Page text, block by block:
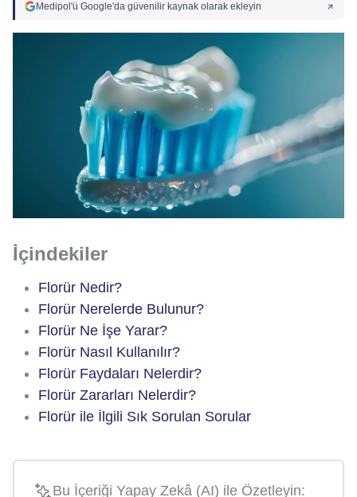
Medipol'ü Google'da güvenilir kaynak olarak ekleyin
İçindekiler
Florür Nedir?
Florür Nerelerde Bulunur?
Florür Ne İşe Yarar?
Florür Nasıl Kullanılır?
Florür Faydaları Nelerdir?
Florür Zararları Nelerdir?
Florür ile İlgili Sık Sorulan Sorular
Bu İçeriği Yapay Zekâ (AI) ile Özetleyin: